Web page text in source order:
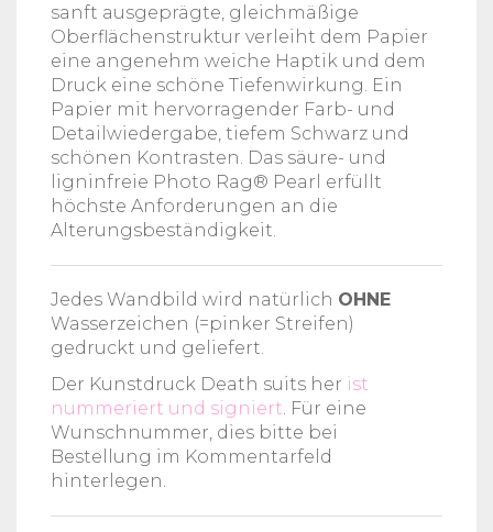
sanft ausgeprägte, gleichmäßige
Oberflächenstruktur verleiht dem Papier
eine angenehm weiche Haptik und dem
Druck eine schöne Tiefenwirkung. Ein
Papier mit hervorragender Farb- und
Detailwiedergabe, tiefem Schwarz und
schönen Kontrasten. Das säure- und
ligninfreie Photo Rag® Pearl erfüllt
höchste Anforderungen an die
Alterungsbeständigkeit.
Jedes Wandbild wird natürlich OHNE
Wasserzeichen (=pinker Streifen)
gedruckt und geliefert.
Der Kunstdruck Death suits her ist
nummeriert und signiert . Für eine
Wunschnummer, dies bitte bei
Bestellung im Kommentarfeld
hinterlegen.